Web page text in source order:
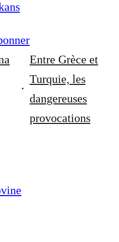
Entre Grèce et
Turquie, les
dangereuses
provocations